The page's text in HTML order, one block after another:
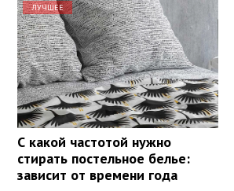
ЛУЧШЕЕ
С какой частотой нужно
стирать постельное белье:
зависит от времени года